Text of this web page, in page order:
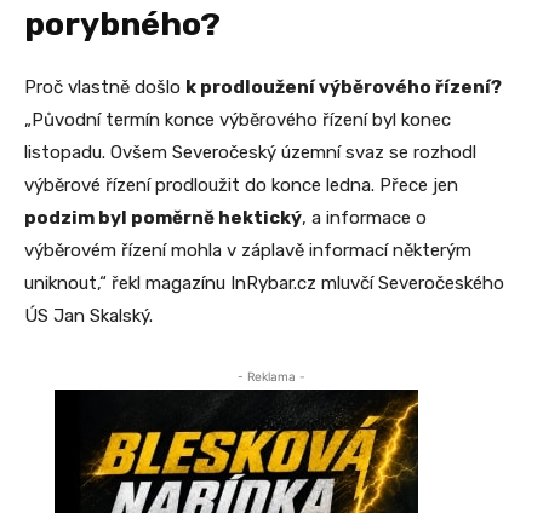
porybného?
Proč vlastně došlo k prodloužení výběrového řízení?
„Původní termín konce výběrového řízení byl konec
listopadu. Ovšem Severočeský územní svaz se rozhodl
výběrové řízení prodloužit do konce ledna. Přece jen
podzim byl poměrně hektický, a informace o
výběrovém řízení mohla v záplavě informací některým
uniknout,“ řekl magazínu InRybar.cz mluvčí Severočeského
ÚS Jan Skalský.
- Reklama -